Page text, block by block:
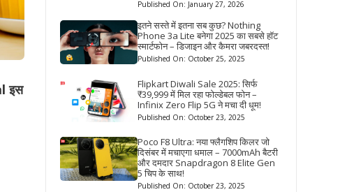
इस
Published On: January 27, 2026
इतने सस्ते में इतना सब कुछ? Nothing
Phone 3a Lite बनेगा 2025 का सबसे हॉट
स्मार्टफोन – डिजाइन और कैमरा जबरदस्त!
Published On: October 25, 2025
Flipkart Diwali Sale 2025: सिर्फ
₹39,999 में मिल रहा फोल्डेबल फोन –
Infinix Zero Flip 5G ने मचा दी धूम!
Published On: October 23, 2025
Poco F8 Ultra: नया फ्लैगशिप किलर जो
दिसंबर में मचाएगा धमाल – 7000mAh बैटरी
और दमदार Snapdragon 8 Elite Gen
5 चिप के साथ!
Published On: October 23, 2025